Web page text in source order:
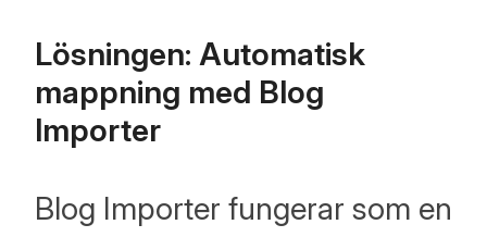
att
utöka
Lösningen: Automatisk
mappning med Blog
Importer
Blog Importer fungerar som en